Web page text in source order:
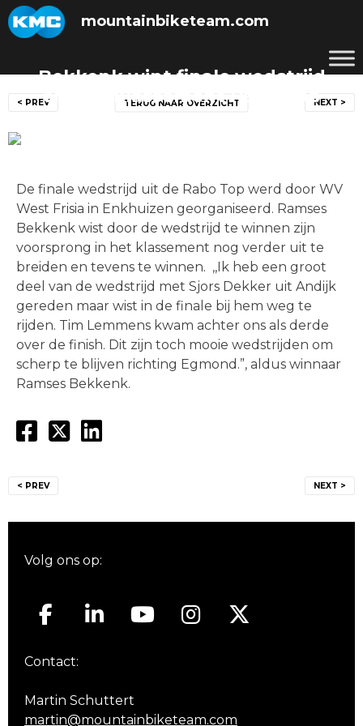
Skip
to
mountainbiketeam.com
navigatie
< PREV NEXT >
TERUG NAAR OVERZICHT
Bekkenk wint finale wedstrijd
en eindklassement Rabo Top
De finale wedstrijd uit de Rabo Top werd door WV
West Frisia in Enkhuizen georganiseerd. Ramses
Bekkenk wist door de wedstrijd te winnen zijn
voorsprong in het klassement nog verder uit te
breiden en tevens te winnen. ,,Ik heb een groot
deel van de wedstrijd met Sjors Dekker uit Andijk
gereden maar wist in de finale bij hem weg te
rijden. Tim Lemmens kwam achter ons als derde
over de finish. Dit zijn toch mooie wedstrijden om
scherp te blijven richting Egmond.”, aldus winnaar
Ramses Bekkenk.
navigatie
< PREV NEXT >
Volg ons op:
Contact:
Martin Schuttert
martin@mountainbiketeam.com